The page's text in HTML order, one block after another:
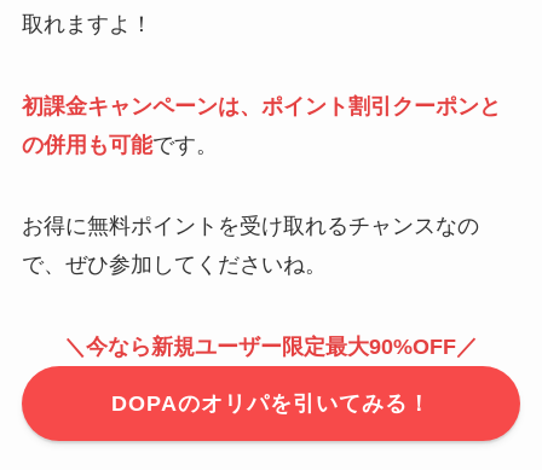
取れますよ！
初課金キャンペーンは、ポイント割引クーポンと
の併用も可能です。
お得に無料ポイントを受け取れるチャンスなの
で、ぜひ参加してくださいね。
＼今なら新規ユーザー限定最大90%OFF／
DOPAのオリパを引いてみる！